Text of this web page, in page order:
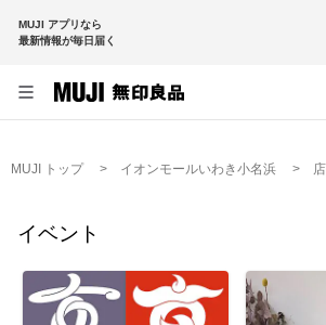
MUJI アプリなら
最新情報が毎日届く
MUJI トップ イオンモールいわき小名浜
イベント